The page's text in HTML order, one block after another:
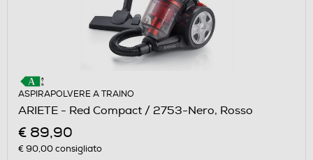
ASPIRAPOLVERE A TRAINO
ARIETE - Red Compact / 2753-Nero, Rosso
€ 89,90
€ 90,00consigliato